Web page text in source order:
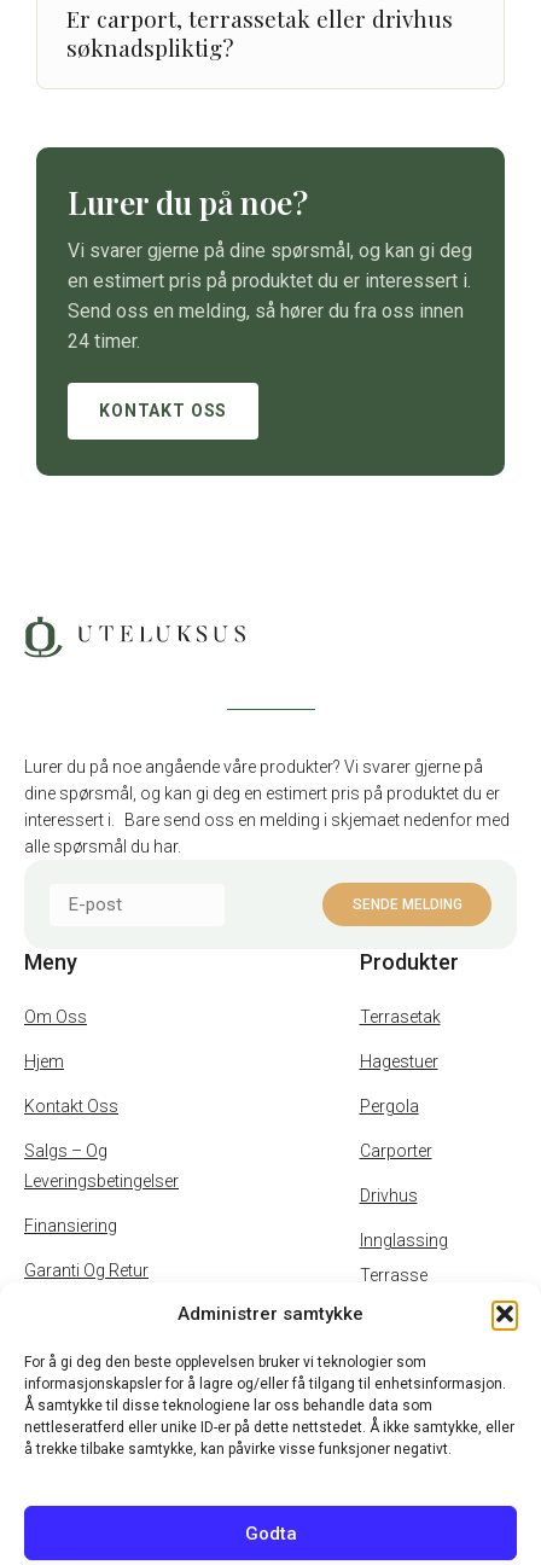
Administrer samtykke
For å gi deg den beste opplevelsen bruker vi teknologier som
informasjonskapsler for å lagre og/eller få tilgang til enhetsinformasjon.
Å samtykke til disse teknologiene lar oss behandle data som
nettleseratferd eller unike ID-er på dette nettstedet. Å ikke samtykke, eller
å trekke tilbake samtykke, kan påvirke visse funksjoner negativt.
Godta
Er carport, terrassetak eller drivhus
søknadspliktig?
Lurer du på noe?
Vi svarer gjerne på dine spørsmål, og kan gi deg
en estimert pris på produktet du er interessert i.
Send oss en melding, så hører du fra oss innen
24 timer.
KONTAKT OSS
Lurer du på noe angående våre produkter? Vi svarer gjerne på
dine spørsmål, og kan gi deg en estimert pris på produktet du er
interessert i. Bare send oss en melding i skjemaet nedenfor med
alle spørsmål du har.
Meny
Om Oss
Hjem
Kontakt Oss
Salgs – Og
Leveringsbetingelser
Finansiering
Garanti Og Retur
Personvernpolicy Og
Cookies
B2B
Produkter
Terrasetak
Hagestuer
Pergola
Carporter
Drivhus
Innglassing
Terrasse
Uteservering